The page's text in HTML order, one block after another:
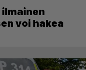
voi hakea